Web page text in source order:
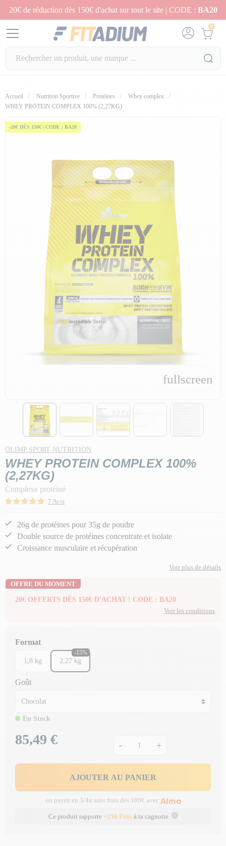
20€ de réduction dès 150€ d'achat sur tout le site | CODE : BA20
0
Accueil Nutrition Sportive Protéines
Whey complex
WHEY PROTEIN COMPLEX 100% (2,27KG)
-20€ DÈS 150€ | CODE : BA20
fullscreen
fullscreen
OLIMP SPORT NUTRITION
WHEY PROTEIN COMPLEX 100%
(2,27KG)
Complexe protéiné
7 Avis
26g de protéines pour 35g de poudre
Double source de protéines concentrate et isolate
Croissance musculaire et récupération
Voir plus de détails
OFFRE DU MOMENT
20€ OFFERTS DÈS 150€ D'ACHAT ! CODE : BA20
Voir les conditions
Format
1,8 kg
-15%
2,27 kg
Goût
En Stock
Prix
85,49 € - +
AJOUTER AU PANIER
ou payez en 3/4x sans frais dès 100€ avec
Ce produit rapporte +256 Fitizà ta cagnotte.